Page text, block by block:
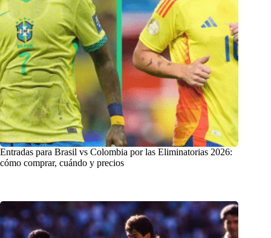
Entradas para Brasil vs Colombia por las Eliminatorias 2026:
cómo comprar, cuándo y precios